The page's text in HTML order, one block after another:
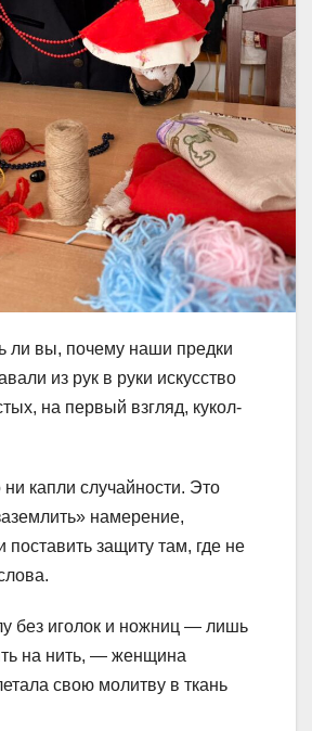
ли вы, почему наши предки
из рук в руки искусство
на первый взгляд, кукол-
капли случайности. Это
намерение,
поставить защиту там, где не
без иголок и ножниц — лишь
на нить, — женщина
свою молитву в ткань